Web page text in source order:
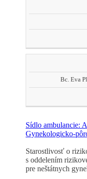
Bc. Eva
Sídlo ambulancie:
Gynekologicko-
Starostlivosť o
s oddelením
pre neštátnych